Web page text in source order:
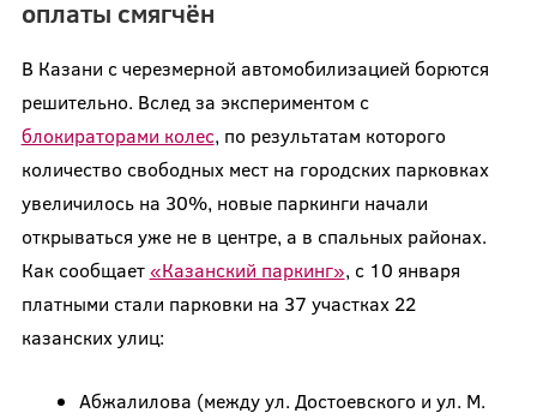
оплаты смягчён
В Казани с черезмерной автомобилизацией борются
решительно. Вслед за экспериментом с
блокираторами колес, по результатам которого
количество свободных мест на городских парковках
увеличилось на 30%, новые паркинги начали
открываться уже не в центре, а в спальных районах.
Как сообщает«Казанский паркинг», с 10 января
платными стали парковки на 37 участках 22
казанских улиц:
Абжалилова (между ул. Достоевского и ул. М.